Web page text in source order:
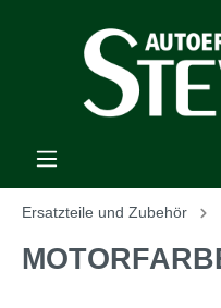
Ersatzteile und Zubehör